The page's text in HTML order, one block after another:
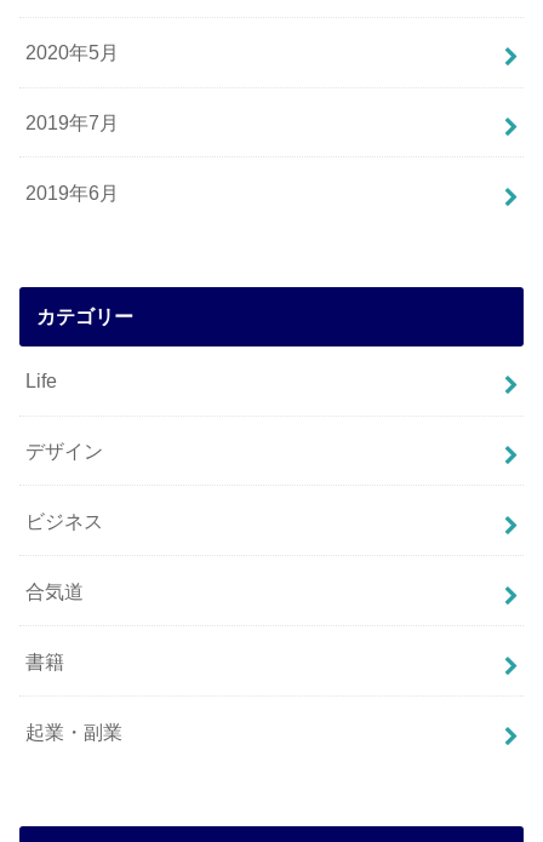
2020年5月
2019年7月
2019年6月
カテゴリー
Life
デザイン
ビジネス
合気道
書籍
起業・副業